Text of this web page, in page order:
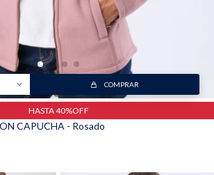
COMPRAR
HASTA 40%OFF
CAPUCHA - Rosado